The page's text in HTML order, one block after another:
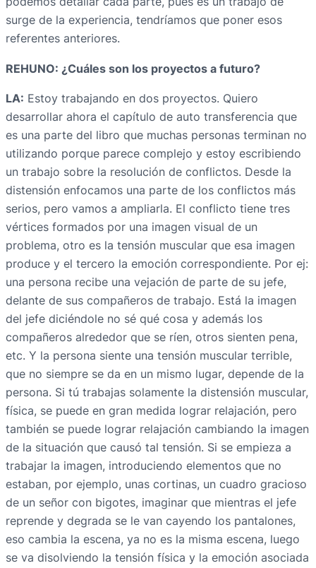
surge de la experiencia, tendríamos que poner esos
referentes anteriores.
REHUNO: ¿Cuáles son los proyectos a futuro?
LA: Estoy trabajando en dos proyectos. Quiero
desarrollar ahora el capítulo de auto transferencia que
es una parte del libro que muchas personas terminan no
utilizando porque parece complejo y estoy escribiendo
un trabajo sobre la resolución de conflictos. Desde la
distensión enfocamos una parte de los conflictos más
serios, pero vamos a ampliarla. El conflicto tiene tres
vértices formados por una imagen visual de un
problema, otro es la tensión muscular que esa imagen
produce y el tercero la emoción correspondiente. Por ej:
una persona recibe una vejación de parte de su jefe,
delante de sus compañeros de trabajo. Está la imagen
del jefe diciéndole no sé qué cosa y además los
compañeros alrededor que se ríen, otros sienten pena,
etc. Y la persona siente una tensión muscular terrible,
que no siempre se da en un mismo lugar, depende de la
persona. Si tú trabajas solamente la distensión muscular,
física, se puede en gran medida lograr relajación, pero
también se puede lograr relajación cambiando la imagen
de la situación que causó tal tensión. Si se empieza a
trabajar la imagen, introduciendo elementos que no
estaban, por ejemplo, unas cortinas, un cuadro gracioso
de un señor con bigotes, imaginar que mientras el jefe
reprende y degrada se le van cayendo los pantalones,
eso cambia la escena, ya no es la misma escena, luego
se va disolviendo la tensión física y la emoción asociada